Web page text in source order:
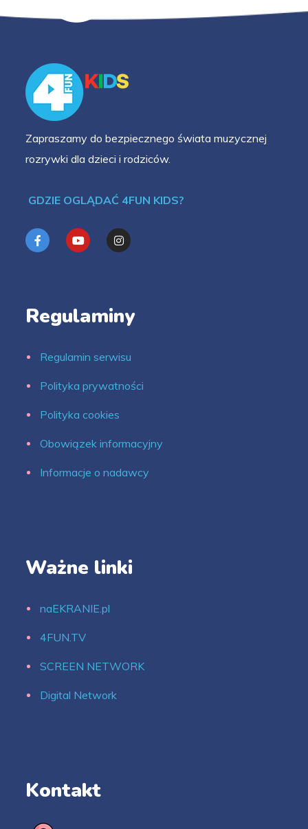
Zapraszamy do bezpiecznego świata muzycznej
rozrywki dla dzieci i rodziców.
GDZIE OGLĄDAĆ 4FUN KIDS?
Regulaminy
Regulamin serwisu
Polityka prywatności
Polityka cookies
Obowiązek informacyjny
Informacje o nadawcy
Ważne linki
naEKRANIE.pl
4FUN.TV
SCREEN NETWORK
Digital Network
Kontakt